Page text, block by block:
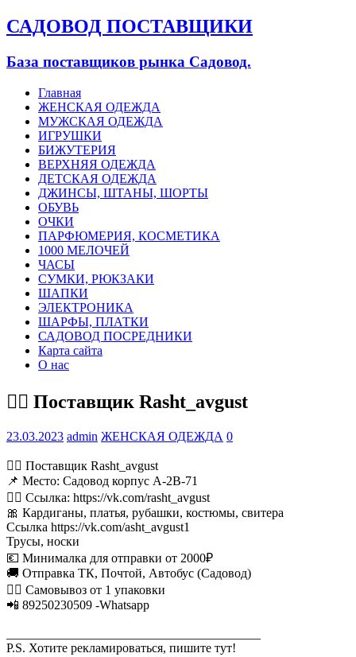
САДОВОД ПОСТАВЩИКИ
База поставщиков рынка Садовод.
Главная
ЖЕНСКАЯ ОДЕЖДА
МУЖСКАЯ ОДЕЖДА
ИГРУШКИ
БИЖУТЕРИЯ
ВЕРХНЯЯ ОДЕЖДА
ДЕТСКАЯ ОДЕЖДА
ДЖИНСЫ, ШТАНЫ, ШОРТЫ
ОБУВЬ
ОЧКИ
ПАРФЮМЕРИЯ, КОСМЕТИКА
1000 МЕЛОЧЕЙ
ЧАСЫ
СУМКИ, РЮКЗАКИ
ШАПКИ
ЭЛЕКТРОНИКА
ШАРФЫ, ПЛАТКИ
САДОВОД ПОСРЕДНИКИ
Карта сайта
О нас
💁‍♂ Поставщик Rasht_avgust
23.03.2023 admin ЖЕНСКАЯ ОДЕЖДА 0
💁‍♂ Поставщик Rasht_avgust
📌 Место: Садовод корпус А-2В-71
👉🏻 Ссылка: https://vk.com/rasht_avgust
🎀 Кардиганы, платья, рубашки, костюмы, свитера
Ссылка https://vk.com/asht_avgust1
Трусы, носки
💶 Минималка для отправки от 2000₽
🚚 Отправка ТК, Почтой, Автобус (Садовод)
🚶‍♂ Самовывоз от 1 упаковки
📲 89250230509 -Whatsapp
P.S. Хотите рекламироваться, пишите тут!